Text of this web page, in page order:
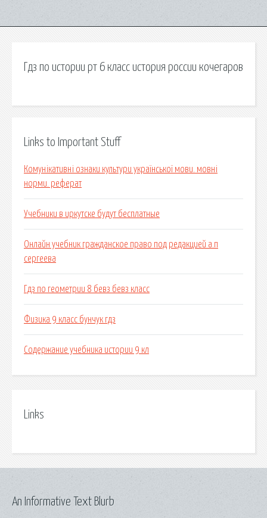
Гдз по истории рт 6 класс история россии кочегаров
Links to Important Stuff
Комунікативні ознаки культури української мови. мовні
норми. реферат
Учебники в иркутске будут бесплатные
Онлайн учебник гражданское право под редакцией а.п
сергеева
Гдз по геометрии 8 бевз бевз класс
Физика 9 класс бунчук гдз
Содержание учебника истории 9 кл
Links
An Informative Text Blurb